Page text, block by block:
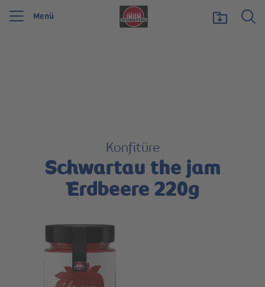
Wir feiern 125 Jahre Schwartauer Werke. Wir möchten etwas zurückgeben und
Menü
Konfitüre
Schwartau the jam
Erdbeere 220g